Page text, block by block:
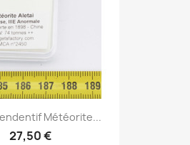
Météorite...
27,50 €